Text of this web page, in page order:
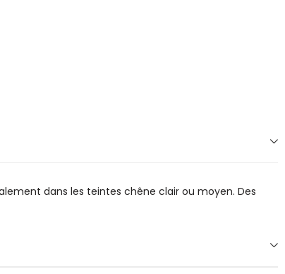
dans les teintes chêne clair ou moyen. Des